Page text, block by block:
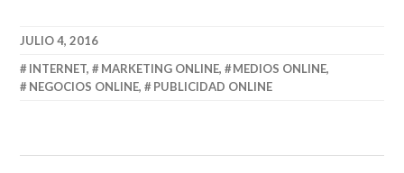
JULIO 4, 2016
INTERNET, MARKETING ONLINE, MEDIOS ONLINE,
NEGOCIOS ONLINE, PUBLICIDAD ONLINE